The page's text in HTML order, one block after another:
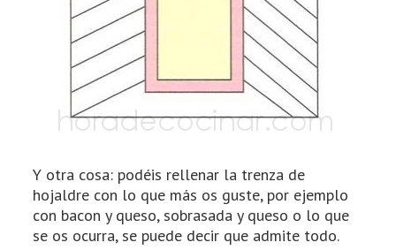
Y otra cosa: podéis rellenar la trenza de
hojaldre con lo que más os guste, por ejemplo
con bacon y queso, sobrasada y queso o lo que
se os ocurra, se puede decir que admite todo.